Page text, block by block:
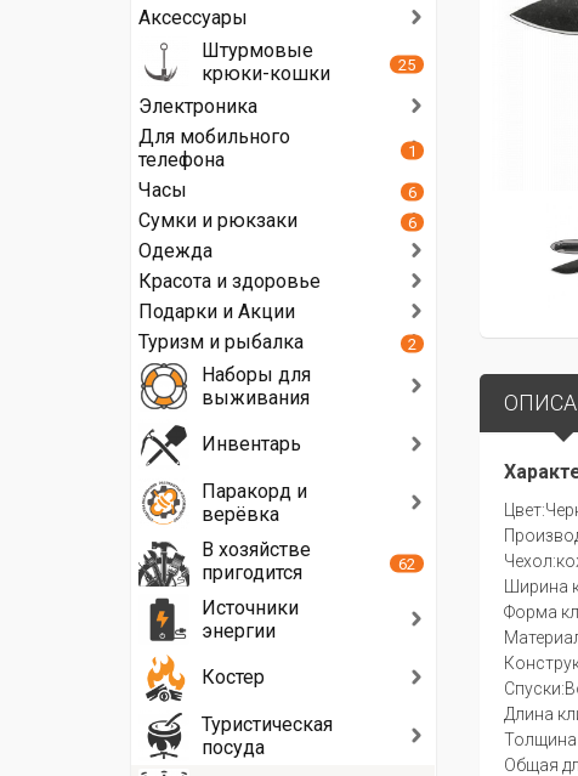
Ширина
Форма
Длина
Толщина
Общая
Аксессуары
Штурмовые
крюки-кошки
25
Электроника
Для мобильного
телефона
1
Часы 6
Сумки и рюкзаки 6
Одежда
Красота и здоровье
Подарки и Акции
Туризм и рыбалка
2
Наборы для
выживания
Инвентарь
Паракорд и
верёвка
В хозяйстве
пригодится
62
Источники
энергии
Костер
Туристическая
посуда